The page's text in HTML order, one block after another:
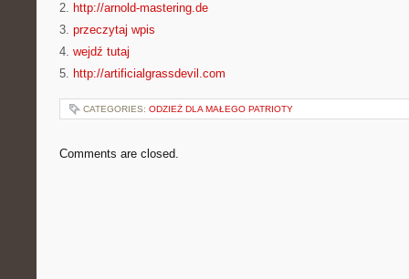
2. http://arnold-mastering.de
3. przeczytaj wpis
4. wejdź tutaj
5. http://artificialgrassdevil.com
CATEGORIES: ODZIEŻ DLA MAŁEGO PATRIOTY
Comments are closed.